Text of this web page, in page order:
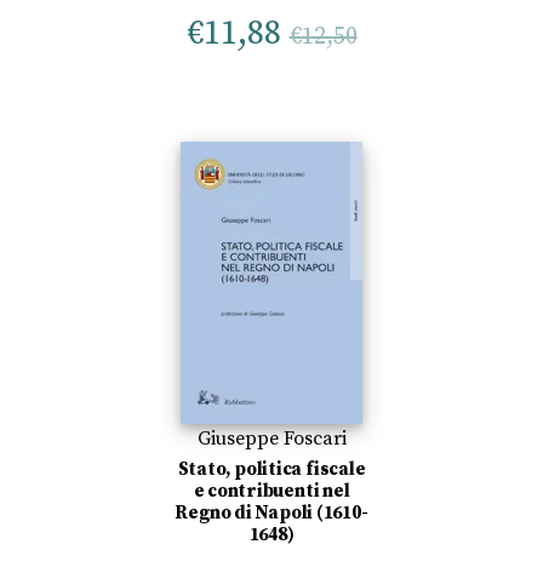
€11,88 €12,50
Giuseppe Foscari
Stato, politica fiscale
e contribuenti nel
Regno di Napoli (1610-
1648)